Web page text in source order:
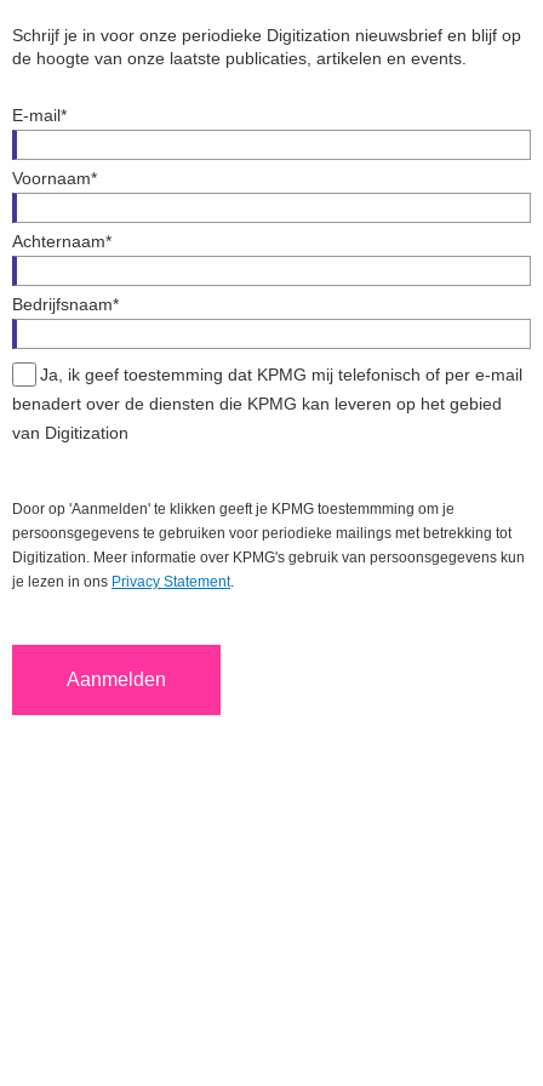
Schrijf je in voor onze periodieke Digitization nieuwsbrief en blijf op
de hoogte van onze laatste publicaties, artikelen en events.
E-mail*
Voornaam*
Achternaam*
Bedrijfsnaam*
Ja, ik geef toestemming dat KPMG mij telefonisch of per e-mail
benadert over de diensten die KPMG kan leveren op het gebied
van Digitization
Door op 'Aanmelden' te klikken geeft je KPMG toestemmming om je
persoonsgegevens te gebruiken voor periodieke mailings met betrekking tot
Digitization. Meer informatie over KPMG's gebruik van persoonsgegevens kun
je lezen in ons Privacy Statement.